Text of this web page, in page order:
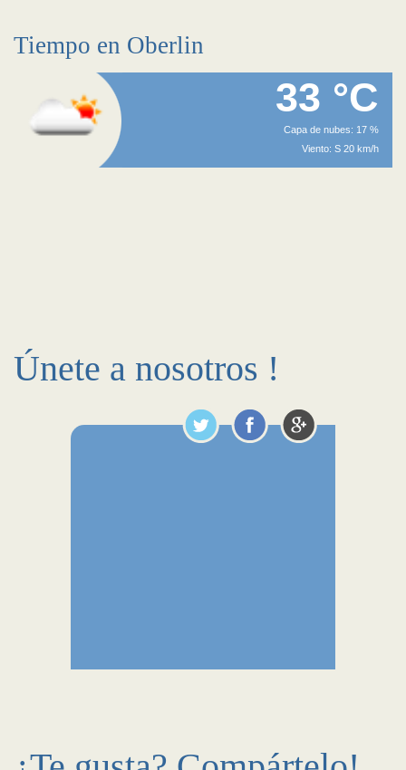
Tiempo en Oberlin
33 °C
Capa de nubes: 17 %
Viento: S 20 km/h
Únete a nosotros !